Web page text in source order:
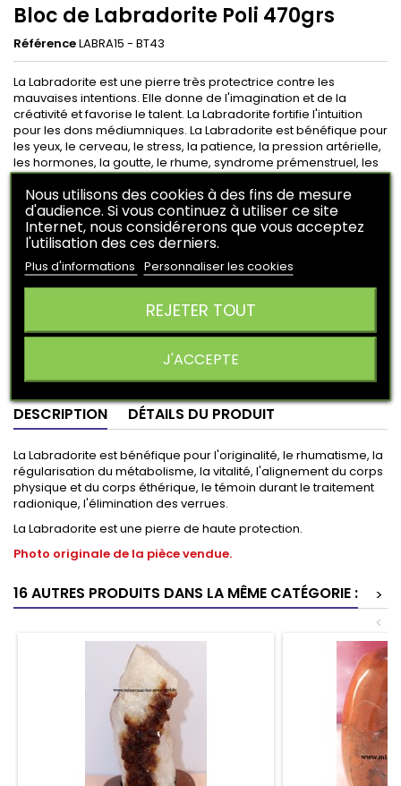
Bloc de Labradorite Poli 470grs
RéférenceLABRA15 - BT43
La Labradorite est une pierre très protectrice contre les
mauvaises intentions. Elle donne de l'imagination et de la
créativité et favorise le talent. La Labradorite fortifie l'intuition
pour les dons médiumniques. La Labradorite est bénéfique pour
les yeux, le cerveau, le stress, la patience, la pression artérielle,
les hormones, la goutte, le rhume, syndrome prémenstruel, les
verrues.
44,00 € HT
Votre panier vous rapportera8 pointsqui peuvent être
converti en un bon de réduction de2,00 € .
Ajouter au panier
Derniers articles en stock
DESCRIPTION DÉTAILS DU PRODUIT
La Labradorite est bénéfique pour l'originalité, le rhumatisme, la
régularisation du métabolisme, la vitalité, l'alignement du corps
physique et du corps éthérique, le témoin durant le traitement
radionique, l'élimination des verrues.
La Labradorite est une pierre de haute protection.
Photo originale de la pièce vendue.
16 AUTRES PRODUITS DANS LA MÊME CATÉGORIE :
>
<
Nous utilisons des cookies à des fins de mesure
d'audience. Si vous continuez à utiliser ce site
Internet, nous considérerons que vous acceptez
l'utilisation des ces derniers.
Plus d'informations Personnaliser les cookies
REJETER TOUT
J'ACCEPTE